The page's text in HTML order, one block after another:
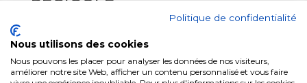
RÉGIGOLF
ic
o
n
Régigolf, Le Teillon 36140 Crozon/Vauvre
ic + 33(0)2 54 30 24 82
Politique de confidentialité
Nous utilisons des cookies
Nous pouvons les placer pour analyser les données de nos visiteurs,
améliorer notre site Web, afficher un contenu personnalisé et vous faire